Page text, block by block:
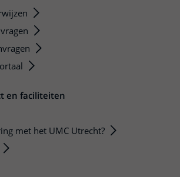
en faciliteiten
met het UMC Utrecht?